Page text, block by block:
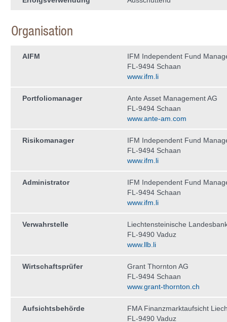
Organisation
AIFM
IFM Independent Fund
FL-9494 Schaan
www.ifm.li
Portfoliomanager
Ante Asset Management AG
FL-9494 Schaan
www.ante-am.com
Risikomanager
IFM Independent Fund
FL-9494 Schaan
www.ifm.li
Administrator
IFM Independent Fund
FL-9494 Schaan
www.ifm.li
Verwahrstelle
Liechtensteinische
FL-9490 Vaduz
www.llb.li
Wirtschaftsprüfer
Grant Thornton AG
FL-9494 Schaan
www.grant-thornton.ch
Aufsichtsbehörde
FMA Finanzmarktaufsicht
FL-9490 Vaduz